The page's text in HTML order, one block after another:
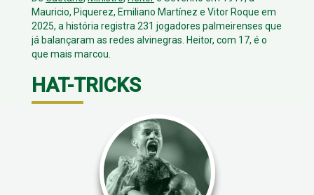
Mauricio, Piquerez, Emiliano Martínez e Vitor Roque em
2025, a história registra 231 jogadores palmeirenses que
já balançaram as redes alvinegras. Heitor, com 17, é o
que mais marcou.
HAT-TRICKS